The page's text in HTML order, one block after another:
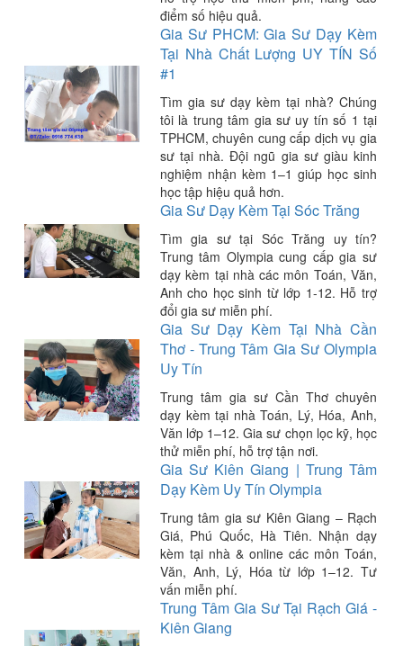
điểm số hiệu quả.
Gia Sư PHCM: Gia Sư Dạy Kèm
Tại Nhà Chất Lượng UY TÍN Số
#1
Tìm gia sư dạy kèm tại nhà? Chúng
tôi là trung tâm gia sư uy tín số 1 tại
TPHCM, chuyên cung cấp dịch vụ gia
sư tại nhà. Đội ngũ gia sư giàu kinh
nghiệm nhận kèm 1–1 giúp học sinh
học tập hiệu quả hơn.
Gia Sư Dạy Kèm Tại Sóc Trăng
Tìm gia sư tại Sóc Trăng uy tín?
Trung tâm Olympia cung cấp gia sư
dạy kèm tại nhà các môn Toán, Văn,
Anh cho học sinh từ lớp 1-12. Hỗ trợ
đổi gia sư miễn phí.
Gia Sư Dạy Kèm Tại Nhà Cần
Thơ - Trung Tâm Gia Sư Olympia
Uy Tín
Trung tâm gia sư Cần Thơ chuyên
dạy kèm tại nhà Toán, Lý, Hóa, Anh,
Văn lớp 1–12. Gia sư chọn lọc kỹ, học
thử miễn phí, hỗ trợ tận nơi.
Gia Sư Kiên Giang | Trung Tâm
Dạy Kèm Uy Tín Olympia
Trung tâm gia sư Kiên Giang – Rạch
Giá, Phú Quốc, Hà Tiên. Nhận dạy
kèm tại nhà & online các môn Toán,
Văn, Anh, Lý, Hóa từ lớp 1–12. Tư
vấn miễn phí.
Trung Tâm Gia Sư Tại Rạch Giá -
Kiên Giang